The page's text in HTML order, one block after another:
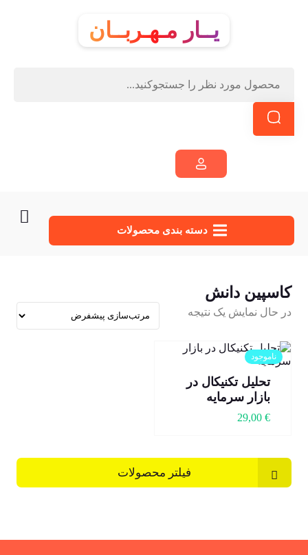
یــار مـهـربــان
دسته‌ بندی محصولات
کاسپین دانش
در حال نمایش یک نتیجه
ناموجود
تحلیل تکنیکال در
بازار سرمایه
29,00 €
فیلتر محصولات